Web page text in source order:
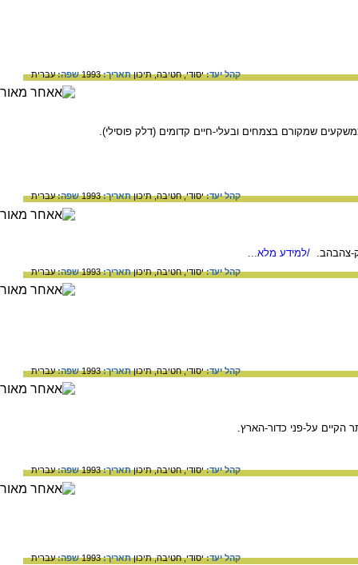
קהל יעד:יסודי,חטיבה,תיכוןתאריך:1993 שפה:עברית
שמקורם בצמחים ובעלי-חיים קדומים (דלק פוסילי).
קהל יעד:יסודי,חטיבה,תיכוןתאריך:1993 שפה:עברית
צהבהב. /למידע מלא...
קהל יעד:יסודי,חטיבה,תיכוןתאריך:1993 שפה:עברית
קהל יעד:יסודי,חטיבה,תיכוןתאריך:1993 שפה:עברית
הקיים על-פני כדור-הארץ.
קהל יעד:יסודי,חטיבה,תיכוןתאריך:1993 שפה:עברית
קהל יעד:יסודי,חטיבה,תיכוןתאריך:1993 שפה:עברית